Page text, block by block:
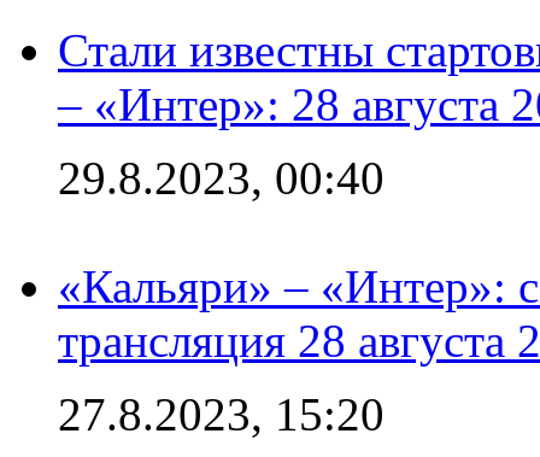
Стали известны
– «Интер»: 28 августа
29.8.2023, 00:40
«Кальяри» – «Интер»:
трансляция 28 августа
27.8.2023, 15:20